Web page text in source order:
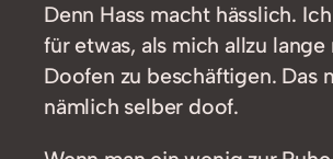
Denn Hass macht hässlich.
für etwas, als mich allzu
Doofen zu beschäftigen. Das
nämlich selber doof.